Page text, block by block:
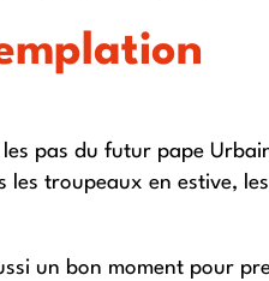
pas du futur pape
troupeaux en estive,
un bon moment pour